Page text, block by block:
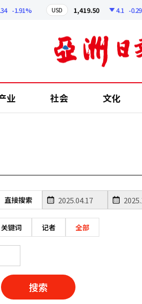
-1.91% USD 1,419.50 4.1 -0.29%
业 社会 文化
直接搜索
关键词 记者 全部
搜索